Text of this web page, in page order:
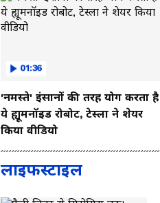
01:36
'नमस्ते' इंसानों की तरह योग करता है
ये ह्यूमनॉइड रोबोट, टेस्ला ने शेयर
किया वीडियो
लाइफस्टाइल